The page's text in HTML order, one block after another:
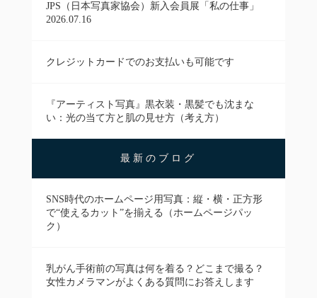
JPS（日本写真家協会）新入会員展「私の仕事」
2026.07.16
クレジットカードでのお支払いも可能です
『アーティスト写真』黒衣装・黒髪でも沈まな
い：光の当て方と肌の見せ方（考え方）
最新のブログ
SNS時代のホームページ用写真：縦・横・正方形
で“使えるカット”を揃える（ホームページパッ
ク）
乳がん手術前の写真は何を着る？どこまで撮る？
女性カメラマンがよくある質問にお答えします